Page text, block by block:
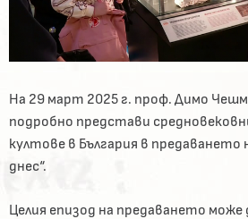
На 29 март 2025 г. проф. Димо
подробно представи
култове в България в предаването
днес“.
Целия епизод на предаването може